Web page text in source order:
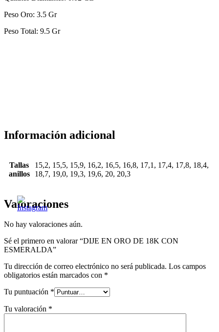
Peso Oro: 3.5 Gr
Peso Total: 9.5 Gr
Información adicional
Tallas
anillos
15,2, 15,5, 15,9, 16,2, 16,5, 16,8, 17,1, 17,4, 17,8, 18,4,
18,7, 19,0, 19,3, 19,6, 20, 20,3
Valoraciones
No hay valoraciones aún.
Sé el primero en valorar “DIJE EN ORO DE 18K CON
ESMERALDA”
Tu dirección de correo electrónico no será publicada. Los campos
obligatorios están marcados con *
Tu puntuación *
Tu valoración *